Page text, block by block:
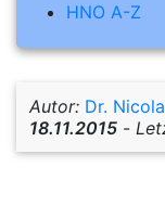
HNO A-Z
Autor: Dr.
18.11.2015 -